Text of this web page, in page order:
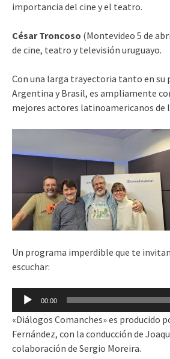
importancia del cine y el teatro.
César Troncoso (Montevideo 5 de
de cine, teatro y televisión uruguayo.
Con una larga trayectoria tanto en su
Argentina y Brasil, es ampliamente
mejores actores latinoamericanos de
Un programa imperdible que te
escuchar:
Reproductor
de
audio
00:00
«Diálogos Comanches» es producido
Fernández, con la conducción de
colaboración de Sergio Moreira.